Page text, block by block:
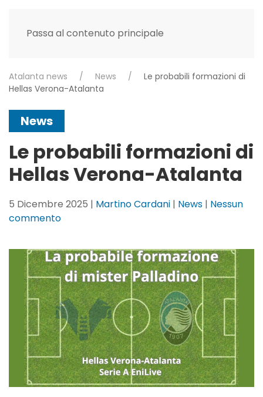
Passa al contenuto principale
Atalanta news News
Le probabili formazioni di
Hellas Verona-Atalanta
News
Le probabili formazioni di
Hellas Verona-Atalanta
5 Dicembre 2025 | Martino Cardani | News | Nessun
commentosu
probabili
formazioni
di
Hellas
Verona-
Atalanta